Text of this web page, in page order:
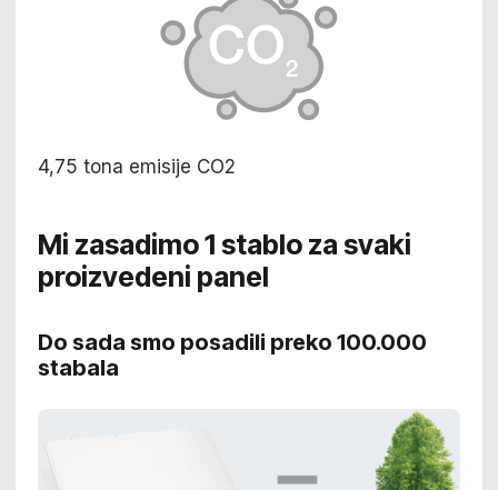
4,75 tona emisije CO2
Mi zasadimo 1 stablo za svaki
proizvedeni panel
Do sada smo posadili preko 100.000
stabala